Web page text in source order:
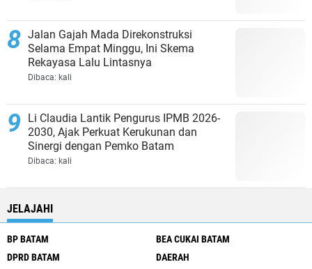
Jalan Gajah Mada Direkonstruksi
Selama Empat Minggu, Ini Skema
Rekayasa Lalu Lintasnya
Dibaca: kali
Li Claudia Lantik Pengurus IPMB 2026-
2030, Ajak Perkuat Kerukunan dan
Sinergi dengan Pemko Batam
Dibaca: kali
JELAJAHI
BP BATAM
BEA CUKAI BATAM
DPRD BATAM
DAERAH